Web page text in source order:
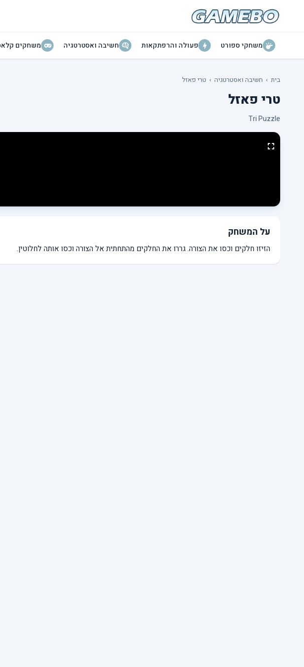
משחקי ספורט פעולה והרפתקאות חשיבה ואסטרטגיה משחקים
בית › חשיבה ואסטרטגיה › טרי פאזל
טרי פאזל
Tri Puzzle
על המשחק
הזיזו חלקים וכסו את הצורה. גררו את החלקים מהתחתית אל הצורה וכסו אותה לחלוטין.